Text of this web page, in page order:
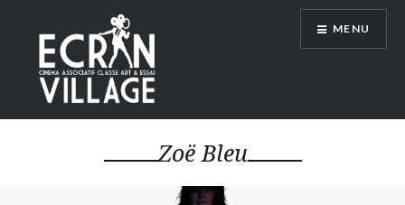
contenu
principal
ÉCRAN VILLAGE
MENU
Zoë Bleu